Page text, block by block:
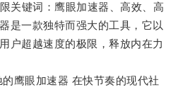
键词：鹰眼加速器、高效、高
是一款独特而强大的工具，它以
户超越速度的极限，释放内在力
眼加速器 在快节奏的现代社